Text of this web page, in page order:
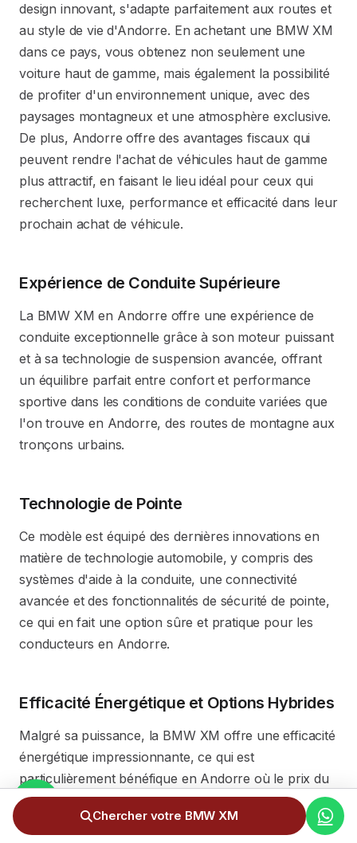
design innovant, s'adapte parfaitement aux routes et
au style de vie d'Andorre. En achetant une BMW XM
dans ce pays, vous obtenez non seulement une
voiture haut de gamme, mais également la possibilité
de profiter d'un environnement unique, avec des
paysages montagneux et une atmosphère exclusive.
De plus, Andorre offre des avantages fiscaux qui
peuvent rendre l'achat de véhicules haut de gamme
plus attractif, en faisant le lieu idéal pour ceux qui
recherchent luxe, performance et efficacité dans leur
prochain achat de véhicule.
Expérience de Conduite Supérieure
La BMW XM en Andorre offre une expérience de
conduite exceptionnelle grâce à son moteur puissant
et à sa technologie de suspension avancée, offrant
un équilibre parfait entre confort et performance
sportive dans les conditions de conduite variées que
l'on trouve en Andorre, des routes de montagne aux
tronçons urbains.
Technologie de Pointe
Ce modèle est équipé des dernières innovations en
matière de technologie automobile, y compris des
systèmes d'aide à la conduite, une connectivité
avancée et des fonctionnalités de sécurité de pointe,
ce qui en fait une option sûre et pratique pour les
conducteurs en Andorre.
Efficacité Énergétique et Options Hybrides
Malgré sa puissance, la BMW XM offre une efficacité
énergétique impressionnante, ce qui est
particulièrement bénéfique en Andorre où le prix du
carburant peut être élevé. De plus, les options
hybrides disponibles offrent une alternative plus
Chercher votre BMW XM